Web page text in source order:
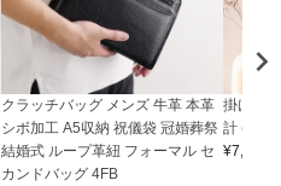
クラッチバッグ メンズ 牛革 本革
シボ加工 A5収納 祝儀袋 冠婚葬祭
結婚式 ループ革紐 フォーマル セ
カンドバッグ 4FB
掛け時
計
¥7,150